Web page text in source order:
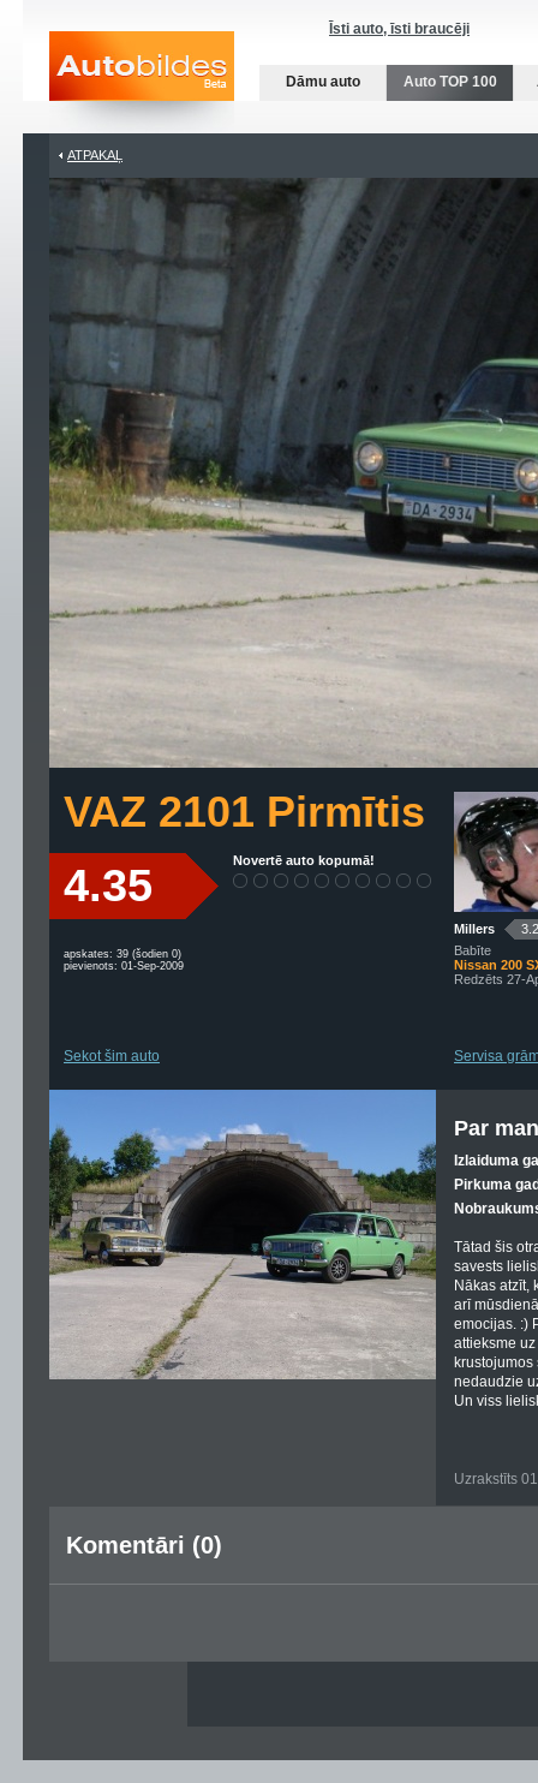
Īsti auto, īsti braucēji
Dāmu auto Auto TOP 100
ATPAKAĻ
VAZ 2101 Pirmītis
4.35 Novertē auto kopumā!
apskates: 39 (šodien 0)
pievienots: 01-Sep-2009
Sekot šim auto
Millers
Babīte
Nissan 200
Redzēts 27-
Servisa
Par
Izlaiduma
Pirkuma
Tātad šis
savests
Nākas atzīt,
arī
emocijas. :)
attieksme
nedaudzie
Un viss
Uzrakstīts
Komentāri (0)